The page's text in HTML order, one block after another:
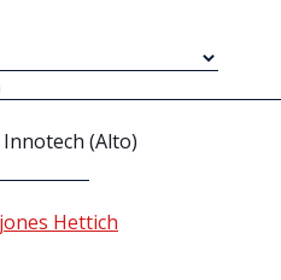
(Alto)
Hettich